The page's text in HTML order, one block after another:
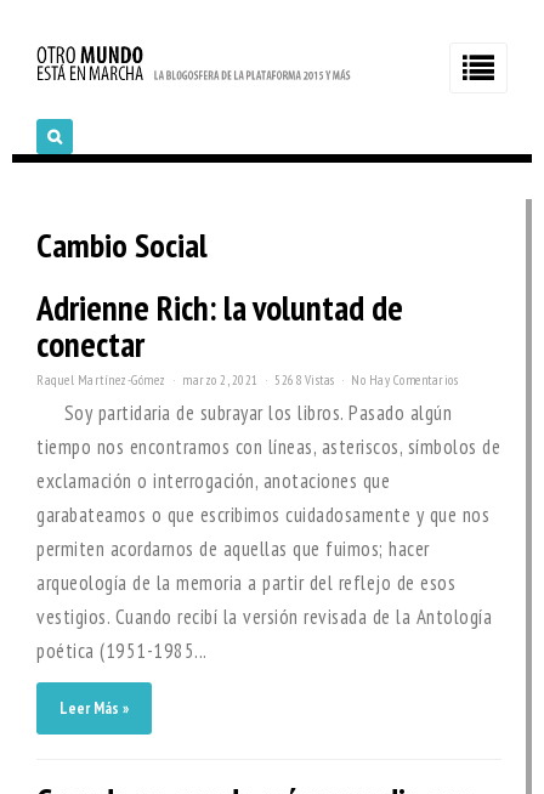
Cambio Social
Adrienne Rich: la voluntad de
conectar
Raquel Martínez-Gómez marzo 2, 2021 5268 Vistas No Hay Comentarios
Soy partidaria de subrayar los libros. Pasado algún
tiempo nos encontramos con líneas, asteriscos, símbolos de
exclamación o interrogación, anotaciones que
garabateamos o que escribimos cuidadosamente y que nos
permiten acordarnos de aquellas que fuimos; hacer
arqueología de la memoria a partir del reflejo de esos
vestigios. Cuando recibí la versión revisada de la Antología
poética (1951-1985...
Leer Más »